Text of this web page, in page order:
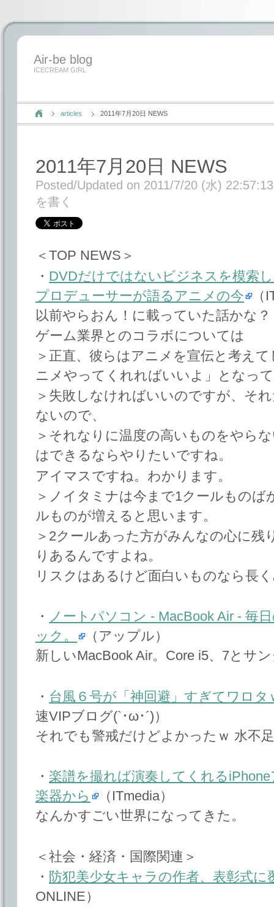
Air-be blog
ICECREAM GIRL
articles 2011年7月20日 NEWS
2011年7月20日 NEWS
Posted/Updated on 2011/7/20 (水) 22:57:13
を書く
＜TOP NEWS＞
・ DVDだけではないビジネスを模索
プロデューサーが語るアニメの今
以前やらおん！に載っていた話かな？
ゲーム業界とのコラボについては
＞正直、彼らはアニメを宣伝と考え
ニメやってくれればいいよ」となっ
＞失敗しなければいいのですが、そ
ないので、
＞それなりに温度の高いものをやら
はできるならやりたいですね。
アイマスですね。わかります。
＞ノイタミナは今まで1クールものば
ルものが増えると思います。
＞2クールあった方がみんなの心に
りあるんですよね。
リスクはあるけど面白いものなら長
・ ノートパソコン - MacBook Air - 毎
ック。
（アップル）
新しいMacBook Air。Core i5、7とサ
・ 台風６号が「神回避」すぎてワロタ
速VIPブログ(`･ω･´)）
それでも警戒だけどよかったｗ 水不
・ 楽譜を撮れば演奏してくれる
楽器から
（ITmedia）
なんかすごい世界になってきた。
＜社会・経済・国際関連＞
・ 防犯美少女キャラの作者、表彰式に
ONLINE）